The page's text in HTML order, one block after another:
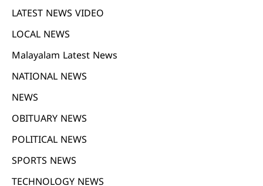
LATEST NEWS VIDEO
LOCAL NEWS
Malayalam Latest News
NATIONAL NEWS
NEWS
OBITUARY NEWS
POLITICAL NEWS
SPORTS NEWS
TECHNOLOGY NEWS